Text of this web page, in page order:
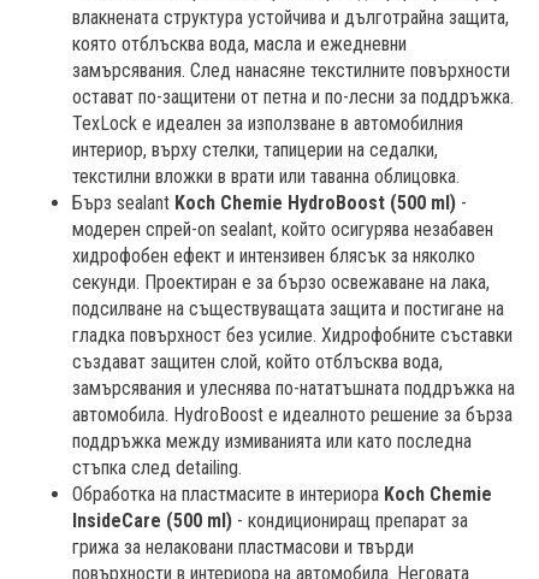
влакнената структура устойчива и дълготрайна защита,
която отблъсква вода, масла и ежедневни
замърсявания. След нанасяне текстилните повърхности
остават по-защитени от петна и по-лесни за поддръжка.
TexLock е идеален за използване в автомобилния
интериор, върху стелки, тапицерии на седалки,
текстилни вложки в врати или таванна облицовка.
Бърз sealant Koch Chemie HydroBoost (500 ml) -
модерен спрей-on sealant, който осигурява незабавен
хидрофобен ефект и интензивен блясък за няколко
секунди. Проектиран е за бързо освежаване на лака,
подсилване на съществуващата защита и постигане на
гладка повърхност без усилие. Хидрофобните съставки
създават защитен слой, който отблъсква вода,
замърсявания и улеснява по-нататъшната поддръжка на
автомобила. HydroBoost е идеалното решение за бърза
поддръжка между измиванията или като последна
стъпка след detailing.
Обработка на пластмасите в интериора Koch Chemie
InsideCare (500 ml) - кондициониращ препарат за
грижа за нелаковани пластмасови и твърди
повърхности в интериора на автомобила. Неговата